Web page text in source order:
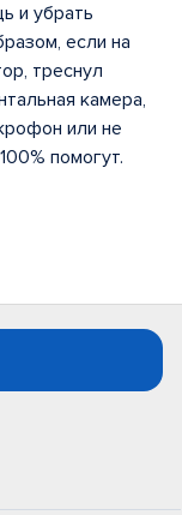
и убрать
если на
треснул
камера,
или не
помогут.